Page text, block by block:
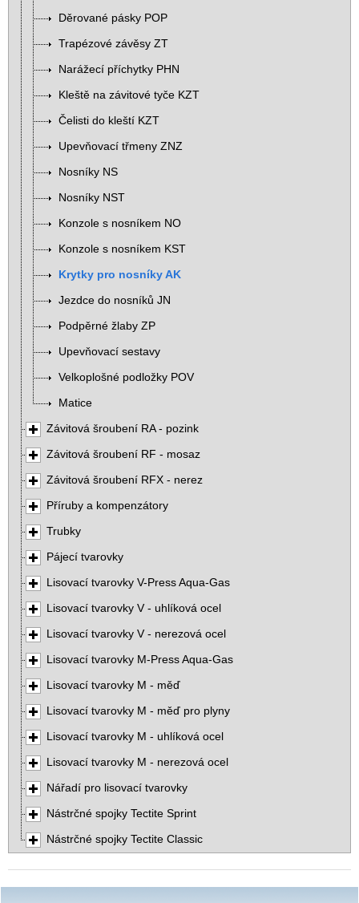
Děrované pásky POP
Trapézové závěsy ZT
Narážecí příchytky PHN
Kleště na závitové tyče KZT
Čelisti do kleští KZT
Upevňovací třmeny ZNZ
Nosníky NS
Nosníky NST
Konzole s nosníkem NO
Konzole s nosníkem KST
Krytky pro nosníky AK
Jezdce do nosníků JN
Podpěrné žlaby ZP
Upevňovací sestavy
Velkoplošné podložky POV
Matice
Závitová šroubení RA - pozink
Závitová šroubení RF - mosaz
Závitová šroubení RFX - nerez
Příruby a kompenzátory
Trubky
Pájecí tvarovky
Lisovací tvarovky V-Press Aqua-Gas
Lisovací tvarovky V - uhlíková ocel
Lisovací tvarovky V - nerezová ocel
Lisovací tvarovky M-Press Aqua-Gas
Lisovací tvarovky M - měď
Lisovací tvarovky M - měď pro plyny
Lisovací tvarovky M - uhlíková ocel
Lisovací tvarovky M - nerezová ocel
Nářadí pro lisovací tvarovky
Nástrčné spojky Tectite Sprint
Nástrčné spojky Tectite Classic